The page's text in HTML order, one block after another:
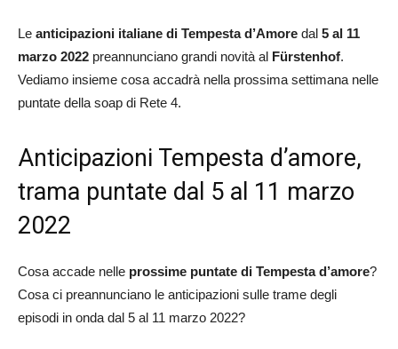
Le anticipazioni italiane di Tempesta d’Amore dal 5 al 11
marzo 2022 preannunciano grandi novità al Fürstenhof.
Vediamo insieme cosa accadrà nella prossima settimana nelle
puntate della soap di Rete 4.
Anticipazioni Tempesta d’amore,
trama puntate dal 5 al 11 marzo
2022
Cosa accade nelle prossime puntate di Tempesta d’amore?
Cosa ci preannunciano le anticipazioni sulle trame degli
episodi in onda dal 5 al 11 marzo 2022?